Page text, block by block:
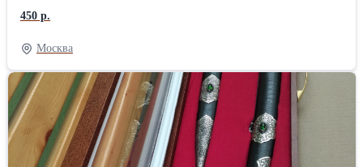
меню специальными маркерами. Маркерную доску можно
закрепить на стене или подставке. Подойдет для применения в
офисе, дома или в заведении общепита
450 р.
Москва